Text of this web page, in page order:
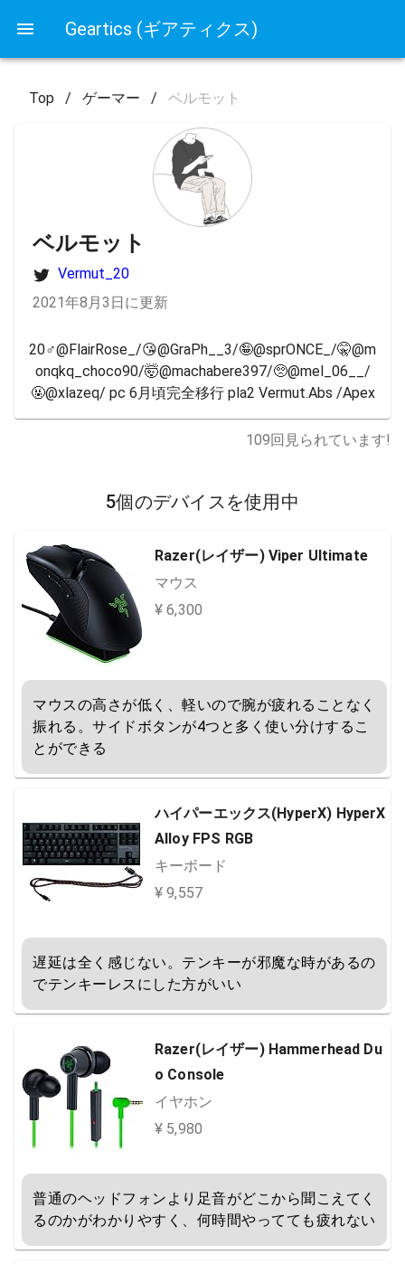
Geartics (ギアティクス)
Top / ゲーマー / ベルモット
ベルモット
Vermut_20
2021年8月3日に更新
20♂@FlairRose_/😘@GraPh__3/🤪@sprONCE_/🤫@m
onqkq_choco90/🤯@machabere397/🥺@mel_06__/
🤬@xlazeq/ pc 6月頃完全移行 pla2 Vermut.Abs /Apex
109回見られています!
5個のデバイスを使用中
Razer(レイザー) Viper Ultimate
マウス
¥ 6,300
マウスの高さが低く、軽いので腕が疲れることなく
振れる。サイドボタンが4つと多く使い分けするこ
とができる
ハイパーエックス(HyperX) HyperX
Alloy FPS RGB
キーボード
¥ 9,557
遅延は全く感じない。テンキーが邪魔な時があるの
でテンキーレスにした方がいい
Razer(レイザー) Hammerhead Du
o Console
イヤホン
¥ 5,980
普通のヘッドフォンより足音がどこから聞こえてく
るのかがわかりやすく、何時間やってても疲れない